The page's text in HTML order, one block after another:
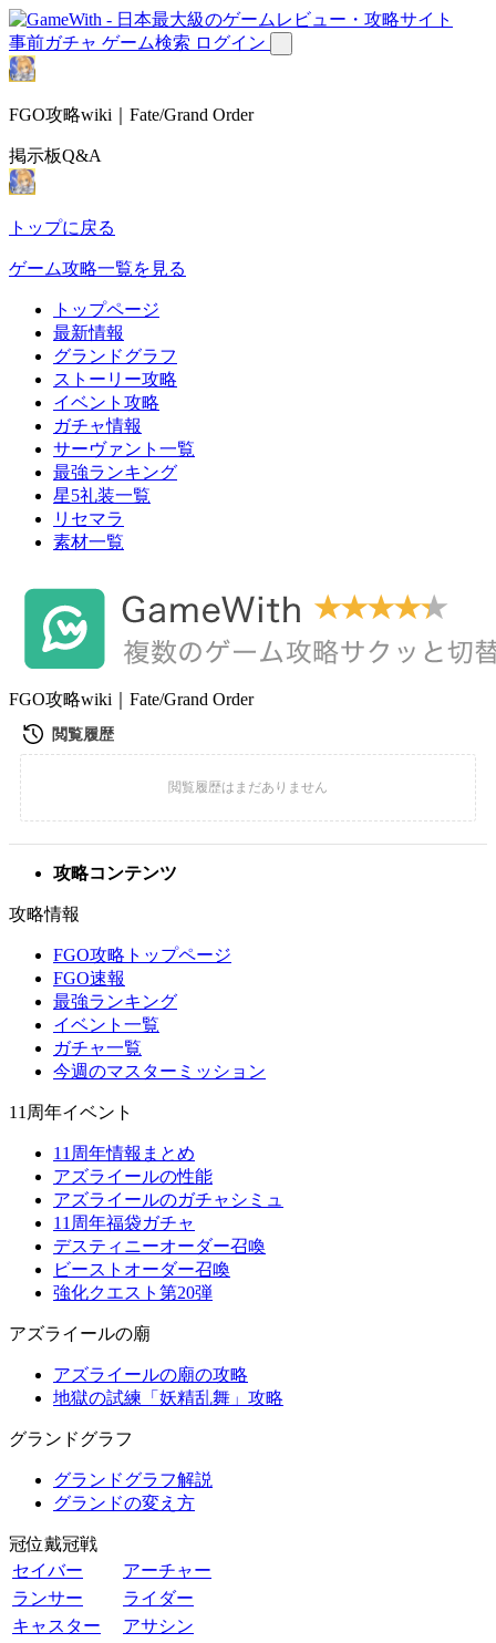
事前ガチャ ゲーム検索 ログイン
FGO攻略wiki｜Fate/Grand Order
掲示板Q&A
トップに戻る
ゲーム攻略一覧を見る
トップページ
最新情報
グランドグラフ
ストーリー攻略
イベント攻略
ガチャ情報
サーヴァント一覧
最強ランキング
星5礼装一覧
リセマラ
素材一覧
FGO攻略wiki｜Fate/Grand Order
攻略コンテンツ
攻略情報
FGO攻略トップページ
FGO速報
最強ランキング
イベント一覧
ガチャ一覧
今週のマスターミッション
11周年イベント
11周年情報まとめ
アズライールの性能
アズライールのガチャシミュ
11周年福袋ガチャ
デスティニーオーダー召喚
ビーストオーダー召喚
強化クエスト第20弾
アズライールの廟
アズライールの廟の攻略
地獄の試練「妖精乱舞」攻略
グランドグラフ
グランドグラフ解説
グランドの変え方
冠位戴冠戦
セイバー
アーチャー
ランサー
ライダー
キャスター
アサシン